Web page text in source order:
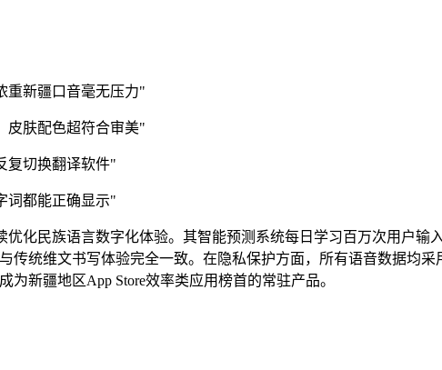
重新疆口音毫无压力"
皮肤配色超符合审美"
复切换翻译软件"
词都能正确显示"
优化民族语言数字化体验。其智能预测系统每日学习百万次用户
传统维文书写体验完全一致。在隐私保护方面，所有语音数据均
新疆地区App Store效率类应用榜首的常驻产品。